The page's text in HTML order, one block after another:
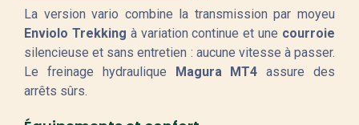
La version vario combine la transmission par moyeu
Enviolo Trekking à variation continue et une courroie
silencieuse et sans entretien : aucune vitesse à passer.
Le freinage hydraulique Magura MT4 assure des
arrêts sûrs.